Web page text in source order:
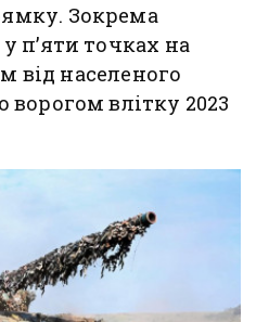
Зокрема
п’яти точках на
від населеного
ворогом влітку 2023